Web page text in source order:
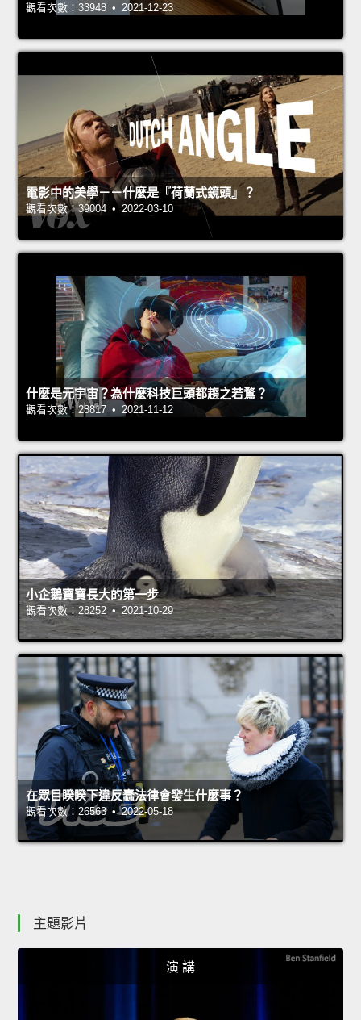
觀看次數：33948 • 2021-12-23
電影中的美學－－什麼是『荷蘭式鏡頭』？
觀看次數：39004 • 2022-03-10
什麼是元宇宙？為什麼科技巨頭都趨之若鶩？
觀看次數：28817 • 2021-11-12
小企鵝寶寶長大的第一步
觀看次數：28252 • 2021-10-29
在眾目睽睽下違反蠢法律會發生什麼事？
觀看次數：26563 • 2022-05-18
主題影片
演 講